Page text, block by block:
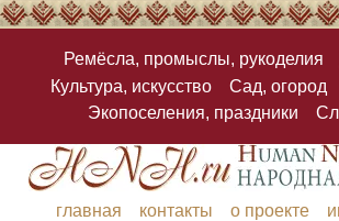
Ремёсла, промыслы, рукоделия
Культура, искусство
Сад, огород
Экопоселения, праздники
главная контакты о проекте